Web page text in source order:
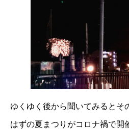
ゆくゆく後から聞いてみるとそ
はずの夏まつりがコロナ禍で開